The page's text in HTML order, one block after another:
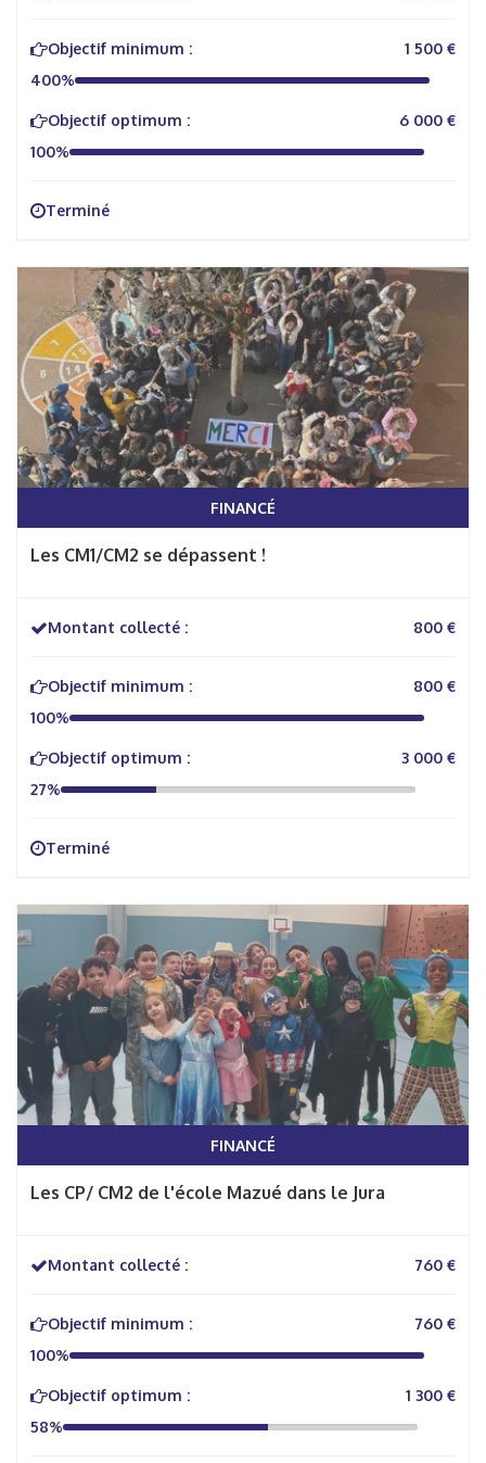
Objectif minimum :
1 500 €
400%
Objectif optimum :
6 000 €
100%
Terminé
FINANCÉ
Les CM1/CM2 se dépassent !
Montant collecté : 800 €
Objectif minimum :
800 €
100%
Objectif optimum :
3 000 €
27%
Terminé
FINANCÉ
Les CP/ CM2 de l'école Mazué dans le Jura
Montant collecté : 760 €
Objectif minimum :
760 €
100%
Objectif optimum :
1 300 €
58%